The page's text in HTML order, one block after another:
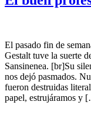
El pasado fin de
Gestalt tuve la suerte
Sansinenea. [br]Su
nos dejó pasmados.
fueron destruidas
papel, estrujáramos y